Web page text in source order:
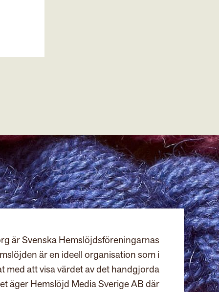
är Svenska Hemslöjdsföreningarnas
är en ideell organisation som i
med att visa värdet av det handgjorda
äger Hemslöjd Media Sverige AB där